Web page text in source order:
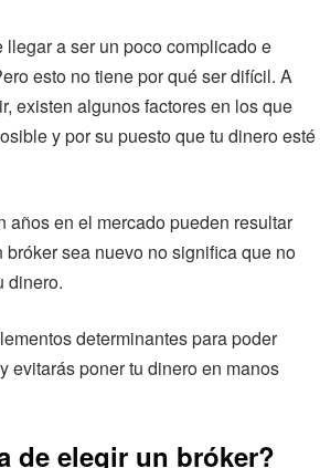
a ser un poco complicado e
esto no tiene por qué ser difícil. A
existen algunos factores en los que
y por su puesto que tu dinero esté
años en el mercado pueden resultar
sea nuevo no significa que no
dinero.
determinantes para poder
evitarás poner tu dinero en manos
de elegir un bróker?